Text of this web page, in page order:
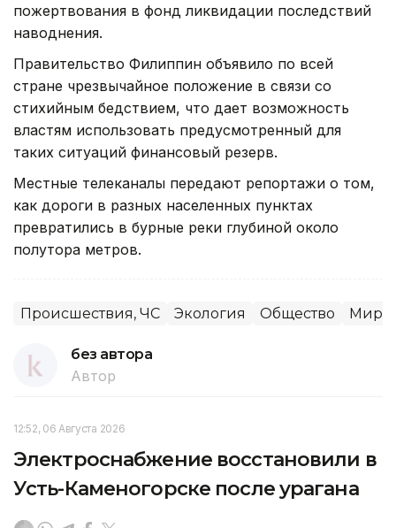
пожертвования в фонд ликвидации последствий
наводнения.
Правительство Филиппин объявило по всей
стране чрезвычайное положение в связи со
стихийным бедствием, что дает возможность
властям использовать предусмотренный для
таких ситуаций финансовый резерв.
Местные телеканалы передают репортажи о том,
как дороги в разных населенных пунктах
превратились в бурные реки глубиной около
полутора метров.
Происшествия, ЧС Экология Общество
без автора
Автор
12:52, 06 Августа 2026
Электроснабжение восстановили в
Усть-Каменогорске после урагана